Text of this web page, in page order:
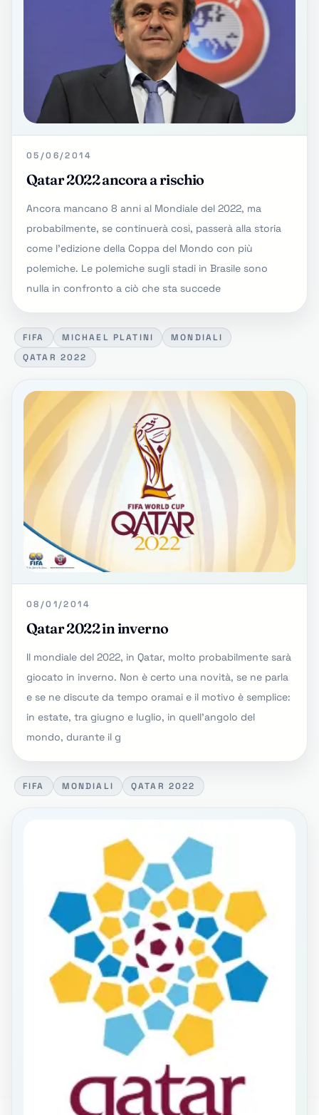
05/06/2014
Qatar 2022 ancora a rischio
Ancora mancano 8 anni al Mondiale del 2022, ma
probabilmente, se continuerà così, passerà alla storia
come l'edizione della Coppa del Mondo con più
polemiche. Le polemiche sugli stadi in Brasile sono
nulla in confronto a ciò che sta succede
FIFA MICHAEL PLATINI
MONDIALI
QATAR 2022
08/01/2014
Qatar 2022 in inverno
Il mondiale del 2022, in Qatar, molto probabilmente sarà
giocato in inverno. Non è certo una novità, se ne parla
e se ne discute da tempo oramai e il motivo è semplice:
in estate, tra giugno e luglio, in quell'angolo del
mondo, durante il g
FIFA MONDIALI QATAR 2022